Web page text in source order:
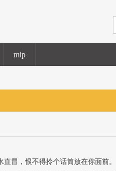
mip
冒，恨不得拎个话筒放在你面前。